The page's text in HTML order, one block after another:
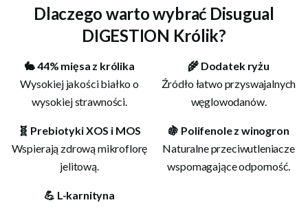
Dlaczego warto wybrać Disugual
DIGESTION Królik?
🐇 44% mięsa z królika
Wysokiej jakości białko o
wysokiej strawności.
🌾 Dodatek ryżu
Źródło łatwo przyswajalnych
węglowodanów.
🧬 Prebiotyki XOS i MOS
Wspierają zdrową mikroflorę
jelitową.
🍇 Polifenole z winogron
Naturalne przeciwutleniacze
wspomagające odporność.
💪 L-karnityna